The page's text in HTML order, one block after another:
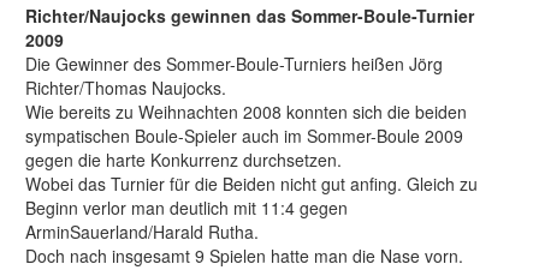
Richter/Naujocks gewinnen das Sommer-Boule-Turnier
2009
Die Gewinner des Sommer-Boule-Turniers heißen Jörg
Richter/Thomas Naujocks.
Wie bereits zu Weihnachten 2008 konnten sich die beiden
sympatischen Boule-Spieler auch im Sommer-Boule 2009
gegen die harte Konkurrenz durchsetzen.
Wobei das Turnier für die Beiden nicht gut anfing. Gleich zu
Beginn verlor man deutlich mit 11:4 gegen
ArminSauerland/Harald Rutha.
Doch nach insgesamt 9 Spielen hatte man die Nase vorn.